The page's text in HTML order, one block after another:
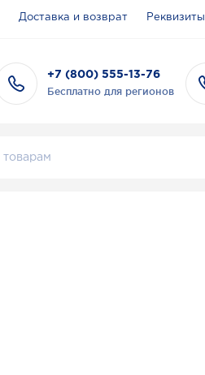
Доставка и возврат Реквизиты
+7 (800) 555-13-76
Бесплатно для регионов